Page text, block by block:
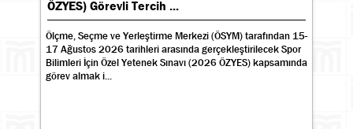
ÖZYES) Görevli Tercih ...
Ölçme, Seçme ve Yerleştirme Merkezi (ÖSYM) tarafından 15-
17 Ağustos 2026 tarihleri arasında gerçekleştirilecek Spor
Bilimleri İçin Özel Yetenek Sınavı (2026 ÖZYES) kapsamında
görev almak i...